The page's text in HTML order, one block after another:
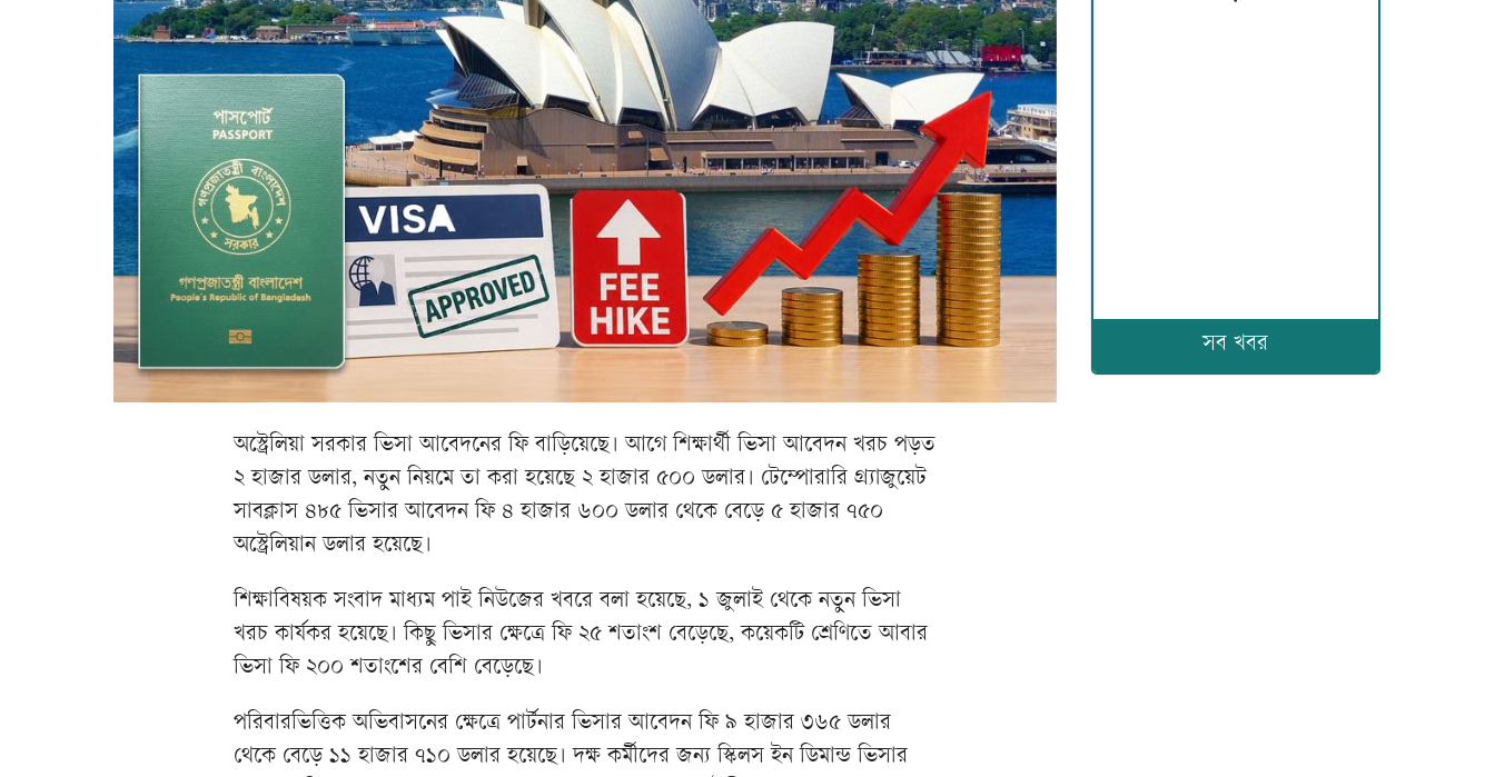
অস্ট্রেলিয়া সরকার ভিসা আবেদনের ফি বাড়িয়েছে। আগে শিক্ষার্থী ভিসা আবেদন খরচ পড়ত
২ হাজার ডলার, নতুন নিয়মে তা করা হয়েছে ২ হাজার ৫০০ ডলার। টেম্পোরারি গ্র্যাজুয়েট
সাবক্লাস ৪৮৫ ভিসার আবেদন ফি ৪ হাজার ৬০০ ডলার থেকে বেড়ে ৫ হাজার ৭৫০
অস্ট্রেলিয়ান ডলার হয়েছে।
শিক্ষাবিষয়ক সংবাদ মাধ্যম পাই নিউজের খবরে বলা হয়েছে, ১ জুলাই থেকে নতুন ভিসা
খরচ কার্যকর হয়েছে। কিছু ভিসার ক্ষেত্রে ফি ২৫ শতাংশ বেড়েছে, কয়েকটি শ্রেণিতে আবার
ভিসা ফি ২০০ শতাংশের বেশি বেড়েছে।
পরিবারভিত্তিক অভিবাসনের ক্ষেত্রে পার্টনার ভিসার আবেদন ফি ৯ হাজার ৩৬৫ ডলার
থেকে বেড়ে ১১ হাজার ৭১০ ডলার হয়েছে। দক্ষ কর্মীদের জন্য স্কিলস ইন ডিমান্ড ভিসার
সব খবর